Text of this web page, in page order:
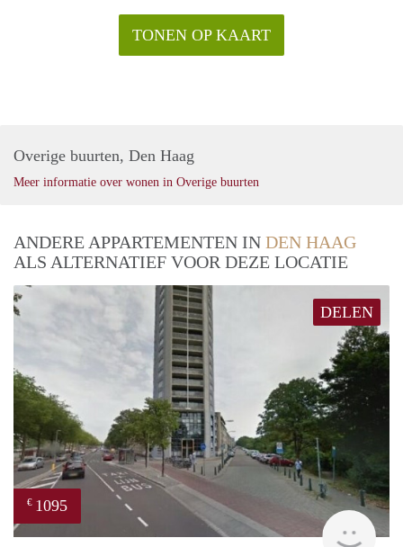
TONEN OP KAART
Overige buurten, Den Haag
Meer informatie over wonen in Overige buurten
ANDERE APPARTEMENTEN IN DEN HAAG
ALS ALTERNATIEF VOOR DEZE LOCATIE
DELEN
€ 1095